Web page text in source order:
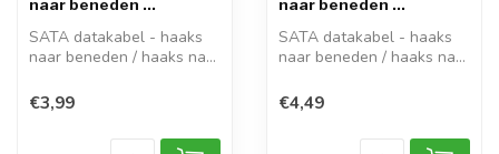
naar beneden ...
SATA datakabel - haaks
naar beneden / haaks naar
€3,99
naar beneden ...
SATA datakabel - haaks
naar beneden / haaks naar
€4,49